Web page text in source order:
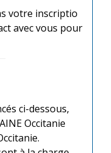
votre inscriptio
avec vous pour
ci-dessous,
Occitanie